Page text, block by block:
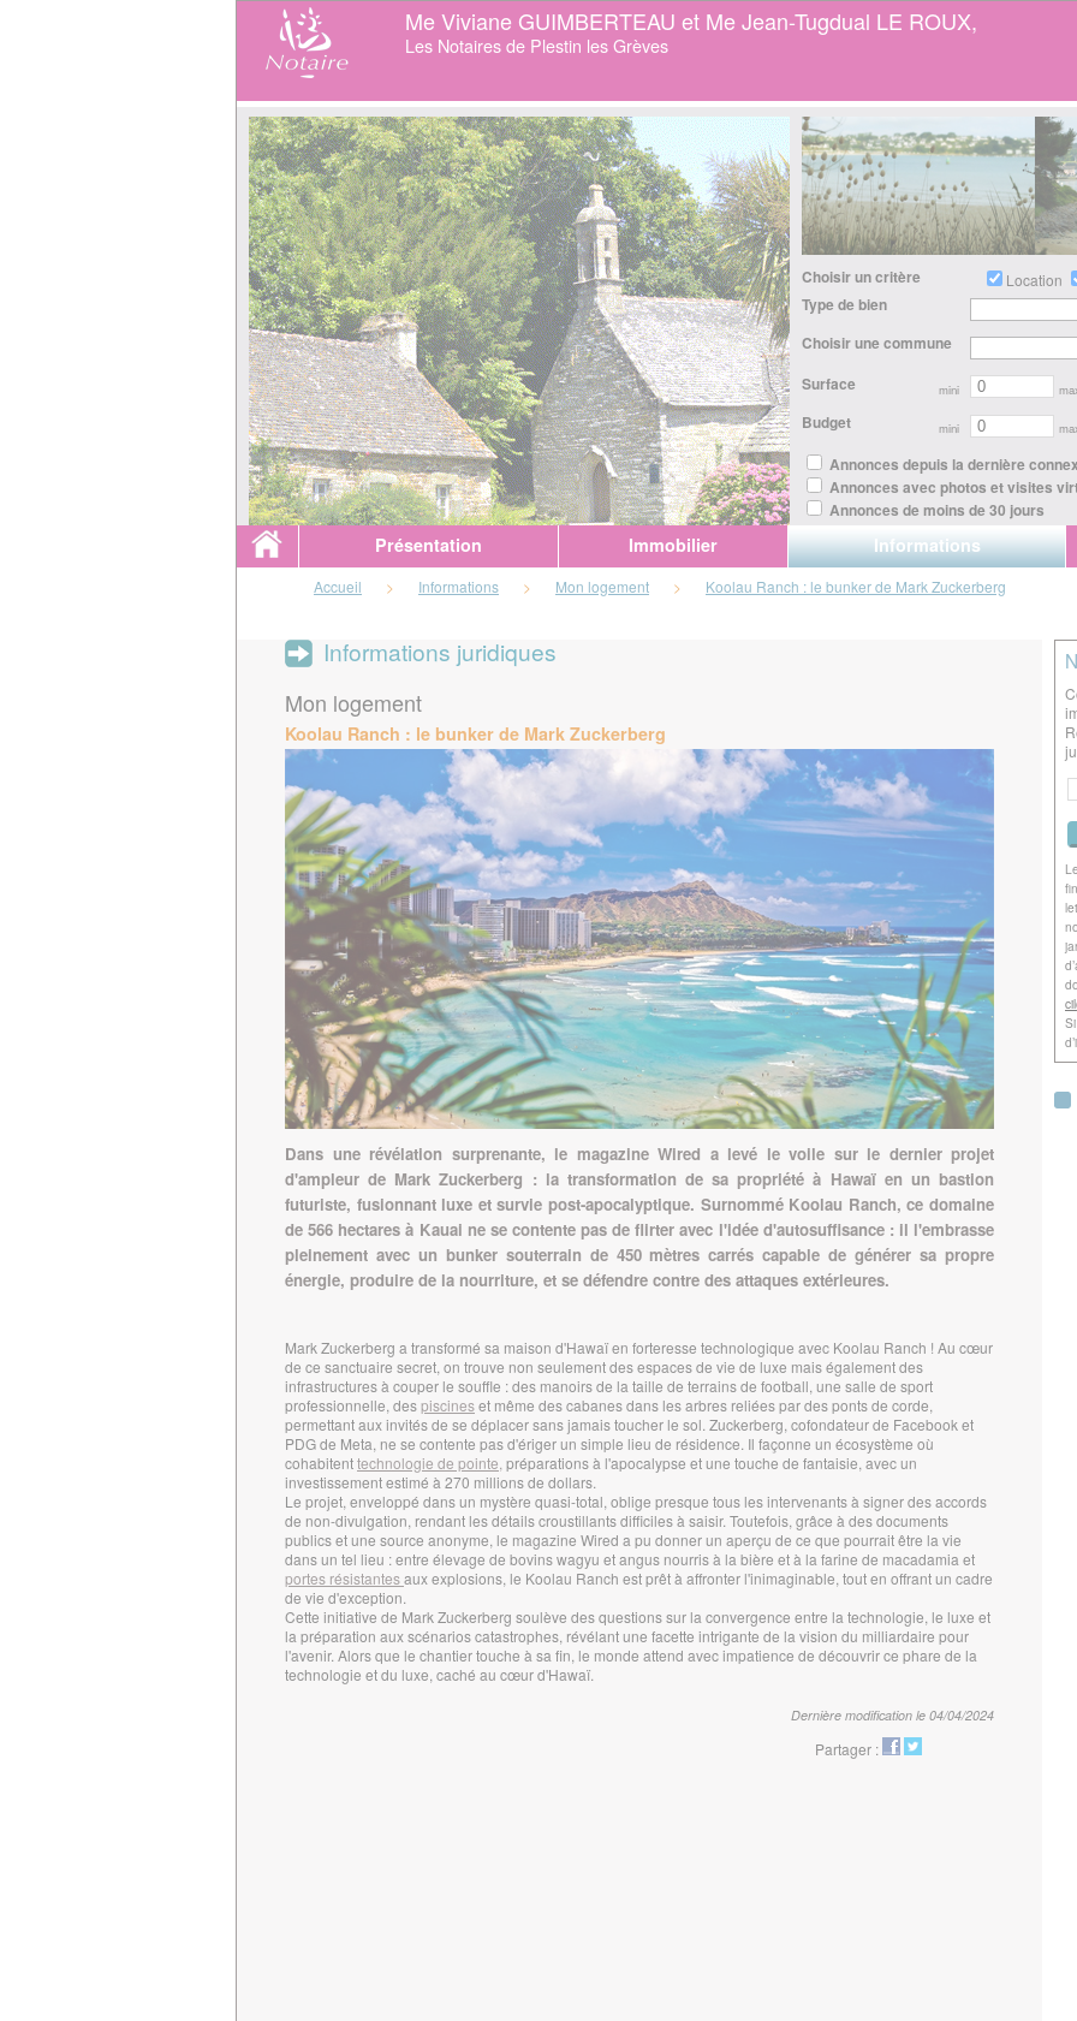
Me Viviane GUIMBERTEAU et Me Jean-Tugdual LE ROUX,
Les Notaires de Plestin les Grèves
Choisir un critère Location
Type de bien
Choisir une commune
Surface mini
Budget mini
Annonces depuis la dernière
Annonces avec photos et visites
Annonces de moins de 30 jours
Présentation Immobilier Informations
Accueil > Informations > Mon logement > Koolau Ranch : le bunker de Mark Zuckerberg
Informations juridiques
Mon logement
Koolau Ranch : le bunker de Mark Zuckerberg
Dans une révélation surprenante, le magazine Wired a levé le voile sur le dernier projet
d'ampleur de Mark Zuckerberg : la transformation de sa propriété à Hawaï en un bastion
futuriste, fusionnant luxe et survie post-apocalyptique. Surnommé Koolau Ranch, ce domaine
de 566 hectares à Kauai ne se contente pas de flirter avec l'idée d'autosuffisance : il l'embrasse
pleinement avec un bunker souterrain de 450 mètres carrés capable de générer sa propre
énergie, produire de la nourriture, et se défendre contre des attaques extérieures.
Mark Zuckerberg a transformé sa maison d'Hawaï en forteresse technologique avec Koolau Ranch ! Au cœur
de ce sanctuaire secret, on trouve non seulement des espaces de vie de luxe mais également des
infrastructures à couper le souffle : des manoirs de la taille de terrains de football, une salle de sport
professionnelle, despiscineset même des cabanes dans les arbres reliées par des ponts de corde,
permettant aux invités de se déplacer sans jamais toucher le sol. Zuckerberg, cofondateur de Facebook et
PDG de Meta, ne se contente pas d'ériger un simple lieu de résidence. Il façonne un écosystème où
cohabitenttechnologie de pointe, préparations à l'apocalypse et une touche de fantaisie, avec un
investissement estimé à 270 millions de dollars.
Le projet, enveloppé dans un mystère quasi-total, oblige presque tous les intervenants à signer des accords
de non-divulgation, rendant les détails croustillants difficiles à saisir. Toutefois, grâce à des documents
publics et une source anonyme, le magazine Wired a pu donner un aperçu de ce que pourrait être la vie
dans un tel lieu : entre élevage de bovins wagyu et angus nourris à la bière et à la farine de macadamia et
portes résistantesaux explosions, le Koolau Ranch est prêt à affronter l'inimaginable, tout en offrant un cadre
de vie d'exception.
Cette initiative de Mark Zuckerberg soulève des questions sur la convergence entre la technologie, le luxe et
la préparation aux scénarios catastrophes, révélant une facette intrigante de la vision du milliardaire pour
l'avenir. Alors que le chantier touche à sa fin, le monde attend avec impatience de découvrir ce phare de la
technologie et du luxe, caché au cœur d'Hawaï.
Dernière modification le 04/04/2024
Partager :